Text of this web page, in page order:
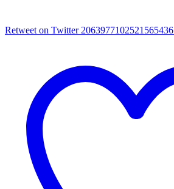
Retweet on Twitter 2063977102521565436